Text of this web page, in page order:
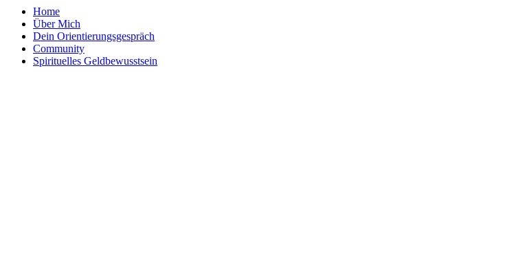
Home
Über Mich
Dein Orientierungsgespräch
Community
Spirituelles Geldbewusstsein